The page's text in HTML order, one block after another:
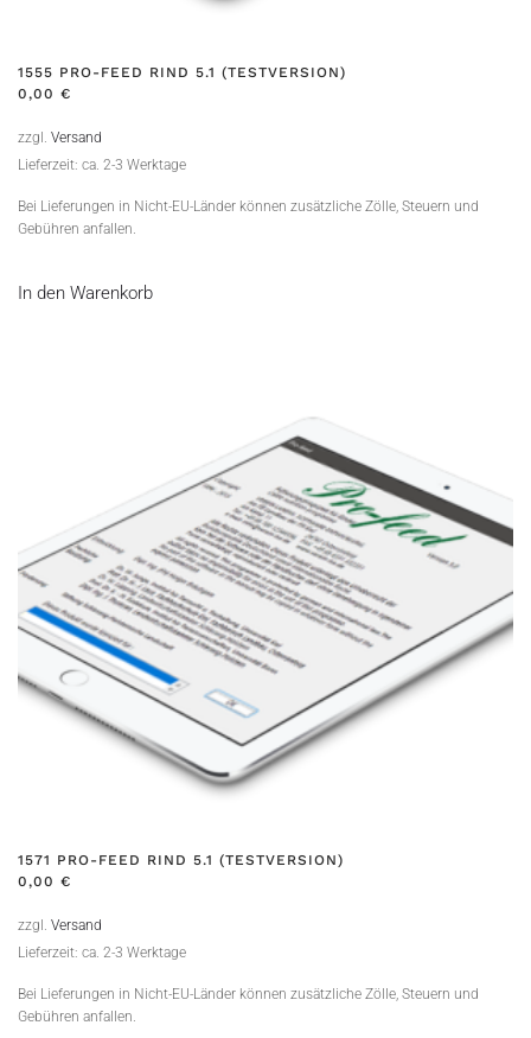
1555 PRO-FEED RIND 5.1 (TESTVERSION)
0,00 €
zzgl. Versand
Lieferzeit: ca. 2-3 Werktage
Bei Lieferungen in Nicht-EU-Länder können zusätzliche Zölle, Steuern und
Gebühren anfallen.
In den Warenkorb
1571 PRO-FEED RIND 5.1 (TESTVERSION)
0,00 €
zzgl. Versand
Lieferzeit: ca. 2-3 Werktage
Bei Lieferungen in Nicht-EU-Länder können zusätzliche Zölle, Steuern und
Gebühren anfallen.